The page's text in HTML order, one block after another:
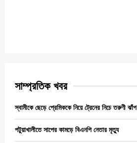
সাম্প্রতিক খবর
স্বামীকে ছেড়ে প্রেমিককে নিয়ে ট্রেনের নিচে তরুণী ঝাঁপ
পটুয়াখালীতে সাপের কামড়ে বিএনপি নেতার মৃত্যু